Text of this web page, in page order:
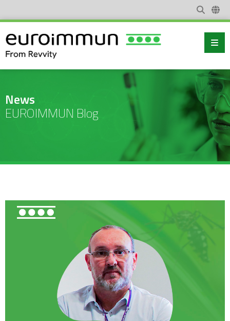
News
EUROIMMUN Blog